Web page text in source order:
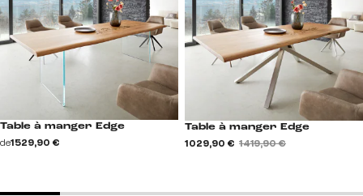
Table à manger Edge
de1 529,90 €
Table à manger Edge
1 029,90 € 1 419,90 €